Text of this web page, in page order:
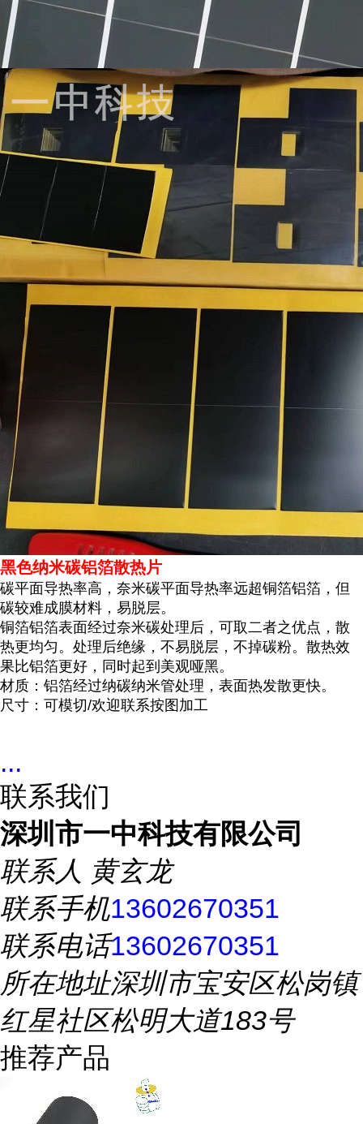
黑色纳米碳铝箔散热片
碳平面导热率高，奈米碳平面导热率远超铜箔铝箔，但
碳较难成膜材料，易脱层。
铜箔铝箔表面经过奈米碳处理后，可取二者之优点，散
热更均匀。处理后绝缘，不易脱层，不掉碳粉。 散热效
果比铝箔更好，同时起到美观哑黑。
材质：铝箔经过纳碳纳米管处理，表面热发散更快。
尺寸：可模切/欢迎联系按图加工
...
联系我们
深圳市一中科技有限公司
联系人 黄玄龙
联系手机13602670351
联系电话13602670351
所在地址深圳市宝安区松岗镇
红星社区松明大道183号
推荐产品